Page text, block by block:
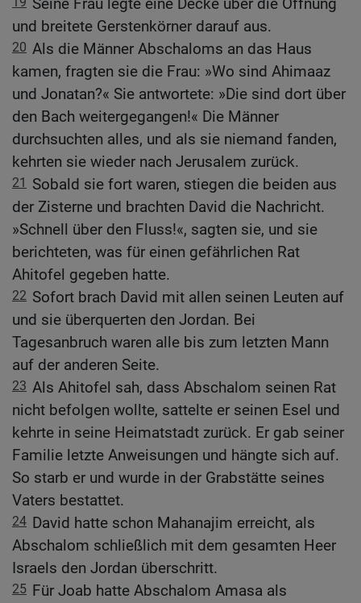
Seine Frau legte eine Decke über die Öffnung
und breitete Gerstenkörner darauf aus.
20 Als die Männer Abschaloms an das Haus
kamen, fragten sie die Frau: »Wo sind Ahimaaz
und Jonatan?« Sie antwortete: »Die sind dort über
den Bach weitergegangen!« Die Männer
durchsuchten alles, und als sie niemand fanden,
kehrten sie wieder nach Jerusalem zurück.
21
Sobald sie fort waren, stiegen die beiden aus
der Zisterne und brachten David die Nachricht.
»Schnell über den Fluss!«, sagten sie, und sie
berichteten, was für einen gefährlichen Rat
Ahitofel gegeben hatte.
22 Sofort brach David mit allen seinen Leuten auf
und sie überquerten den Jordan. Bei
Tagesanbruch waren alle bis zum letzten Mann
auf der anderen Seite.
23 Als Ahitofel sah, dass Abschalom seinen Rat
nicht befolgen wollte, sattelte er seinen Esel und
kehrte in seine Heimatstadt zurück. Er gab seiner
Familie letzte Anweisungen und hängte sich auf.
So starb er und wurde in der Grabstätte seines
Vaters bestattet.
24 David hatte schon Mahanajim erreicht, als
Abschalom schließlich mit dem gesamten Heer
Israels den Jordan überschritt.
25 Für Joab hatte Abschalom Amasa als